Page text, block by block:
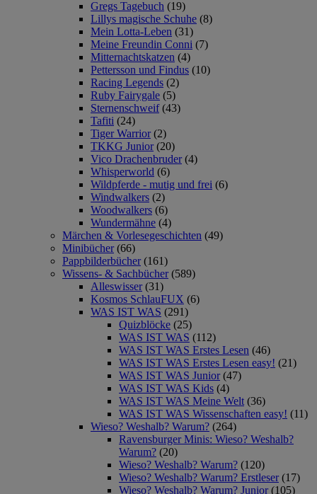
Gregs Tagebuch (19)
Lillys magische Schuhe (8)
Mein Lotta-Leben (31)
Meine Freundin Conni (7)
Mitternachtskatzen (4)
Pettersson und Findus (10)
Racing Legends (2)
Ruby Fairygale (5)
Sternenschweif (43)
Tafiti (24)
Tiger Warrior (2)
TKKG Junior (20)
Vico Drachenbruder (4)
Whisperworld (6)
Wildpferde - mutig und frei (6)
Windwalkers (2)
Woodwalkers (6)
Wundermähne (4)
Märchen & Vorlesegeschichten (49)
Minibücher (66)
Pappbilderbücher (161)
Wissens- & Sachbücher (589)
Alleswisser (31)
Kosmos SchlauFUX (6)
WAS IST WAS (291)
Quizblöcke (25)
WAS IST WAS (112)
WAS IST WAS Erstes Lesen (46)
WAS IST WAS Erstes Lesen easy! (21)
WAS IST WAS Junior (47)
WAS IST WAS Kids (4)
WAS IST WAS Meine Welt (36)
WAS IST WAS Wissenschaften easy! (11)
Wieso? Weshalb? Warum? (264)
Ravensburger Minis: Wieso? Weshalb?
Warum? (20)
Wieso? Weshalb? Warum? (120)
Wieso? Weshalb? Warum? Erstleser (17)
Wieso? Weshalb? Warum? Junior (105)